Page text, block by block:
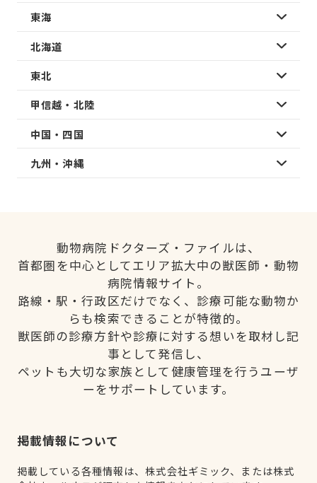
東海
北海道
東北
甲信越・北陸
中国・四国
九州・沖縄
動物病院ドクターズ・ファイルは、
首都圏を中心としてエリア拡大中の獣医師・動物
病院情報サイト。
路線・駅・行政区だけでなく、診療可能な動物か
らも検索できることが特徴的。
獣医師の診療方針や診療に対する想いを取材し記
事として発信し、
ペットも大切な家族として健康管理を行うユーザ
ーをサポートしています。
掲載情報について
掲載している各種情報は、株式会社ギミック、または株式